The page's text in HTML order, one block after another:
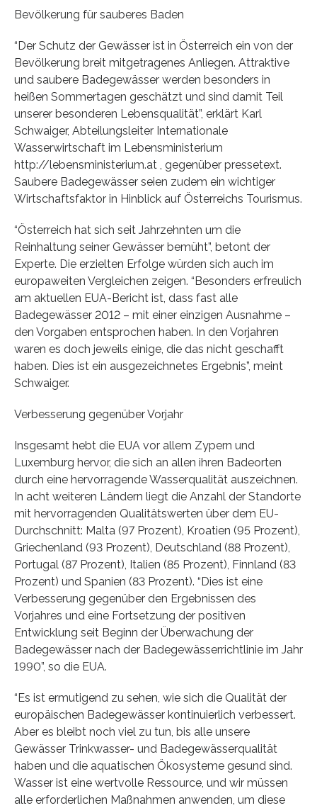
Bevölkerung für sauberes Baden
“Der Schutz der Gewässer ist in Österreich ein von der
Bevölkerung breit mitgetragenes Anliegen. Attraktive
und saubere Badegewässer werden besonders in
heißen Sommertagen geschätzt und sind damit Teil
unserer besonderen Lebensqualität”, erklärt Karl
Schwaiger, Abteilungsleiter Internationale
Wasserwirtschaft im Lebensministerium
http://lebensministerium.at , gegenüber pressetext.
Saubere Badegewässer seien zudem ein wichtiger
Wirtschaftsfaktor in Hinblick auf Österreichs Tourismus.
“Österreich hat sich seit Jahrzehnten um die
Reinhaltung seiner Gewässer bemüht”, betont der
Experte. Die erzielten Erfolge würden sich auch im
europaweiten Vergleichen zeigen. “Besonders erfreulich
am aktuellen EUA-Bericht ist, dass fast alle
Badegewässer 2012 – mit einer einzigen Ausnahme –
den Vorgaben entsprochen haben. In den Vorjahren
waren es doch jeweils einige, die das nicht geschafft
haben. Dies ist ein ausgezeichnetes Ergebnis”, meint
Schwaiger.
Verbesserung gegenüber Vorjahr
Insgesamt hebt die EUA vor allem Zypern und
Luxemburg hervor, die sich an allen ihren Badeorten
durch eine hervorragende Wasserqualität auszeichnen.
In acht weiteren Ländern liegt die Anzahl der Standorte
mit hervorragenden Qualitätswerten über dem EU-
Durchschnitt: Malta (97 Prozent), Kroatien (95 Prozent),
Griechenland (93 Prozent), Deutschland (88 Prozent),
Portugal (87 Prozent), Italien (85 Prozent), Finnland (83
Prozent) und Spanien (83 Prozent). “Dies ist eine
Verbesserung gegenüber den Ergebnissen des
Vorjahres und eine Fortsetzung der positiven
Entwicklung seit Beginn der Überwachung der
Badegewässer nach der Badegewässerrichtlinie im Jahr
1990”, so die EUA.
“Es ist ermutigend zu sehen, wie sich die Qualität der
europäischen Badegewässer kontinuierlich verbessert.
Aber es bleibt noch viel zu tun, bis alle unsere
Gewässer Trinkwasser- und Badegewässerqualität
haben und die aquatischen Ökosysteme gesund sind.
Wasser ist eine wertvolle Ressource, und wir müssen
alle erforderlichen Maßnahmen anwenden, um diese